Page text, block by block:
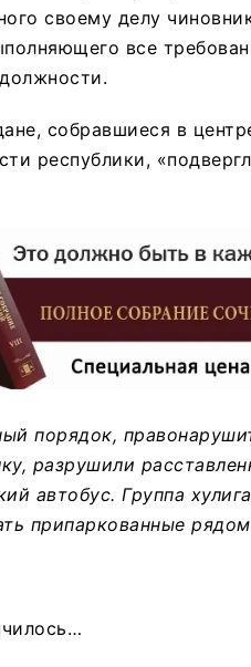
своему делу
все
собравшиеся в
республики,
порядок,
разрушили
автобус. Группа
припаркованные